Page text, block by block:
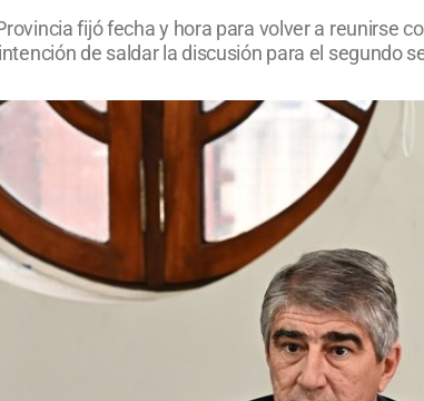
fijó fecha y hora para volver a reunirse
de saldar la discusión para el segundo